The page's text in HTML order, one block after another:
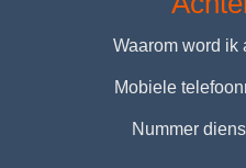
Waarom word
Mobiele
Nummer